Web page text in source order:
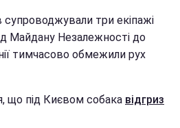
три екіпажі
Майдану Незалежності до
тимчасово обмежили рух
що під Києвом собака відгриз